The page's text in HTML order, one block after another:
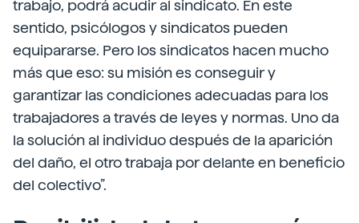
trabajo, podrá acudir al sindicato. En este
sentido, psicólogos y sindicatos pueden
equipararse. Pero los sindicatos hacen mucho
más que eso: su misión es conseguir y
garantizar las condiciones adecuadas para los
trabajadores a través de leyes y normas. Uno da
la solución al individuo después de la aparición
del daño, el otro trabaja por delante en beneficio
del colectivo”.